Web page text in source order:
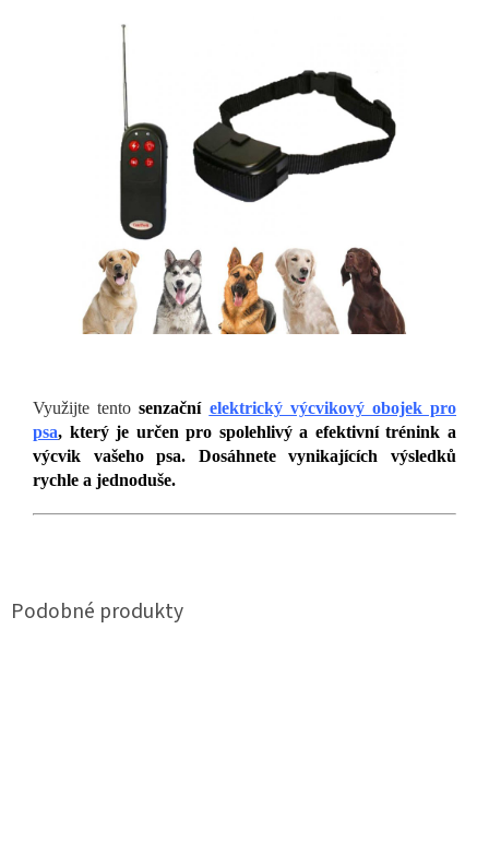
Využijte tentosenzační elektrický výcvikový obojek pro
psa, který je určen pro spolehlivý a efektivní trénink a
výcvik vašeho psa. Dosáhnete vynikajících výsledků
rychle a jednoduše.